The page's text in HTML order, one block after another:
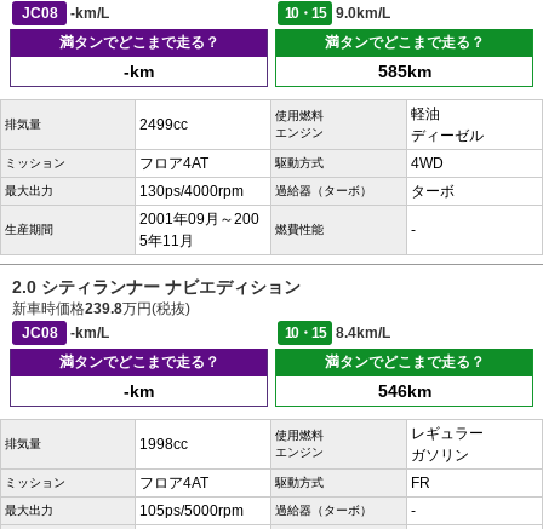
JC08 -km/L 10・15
9.0km/L
満タンでどこまで走る？
-km
満タンでどこまで走る？
585km
排気量 2499cc
使用燃料
エンジン
軽油
ディーゼル
ミッション フロア4AT 駆動方式 4WD
最大出力 130ps/4000rpm 過給器（ターボ） ターボ
生産期間
2001年09月～200
5年11月
燃費性能 -
2.0 シティランナー ナビエディション
新車時価格239.8万円(税抜)
JC08
-km/L 10・15
8.4km/L
満タンでどこまで走る？
-km
満タンでどこまで走る？
546km
排気量 1998cc
使用燃料
エンジン
レギュラー
ガソリン
ミッション フロア4AT 駆動方式 FR
最大出力 105ps/5000rpm 過給器（ターボ） -